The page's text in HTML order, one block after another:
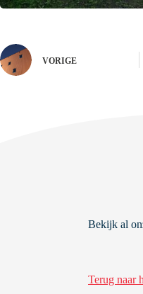
VORIGE
Bekijk al
Terug naar